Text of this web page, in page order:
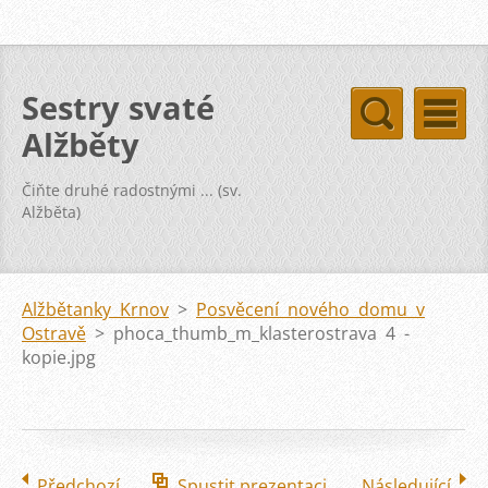
Sestry svaté
Alžběty
Čiňte druhé radostnými ... (sv.
Alžběta)
Alžbětanky Krnov > Posvěcení nového domu v
Ostravě > phoca_thumb_m_klasterostrava 4 -
kopie.jpg